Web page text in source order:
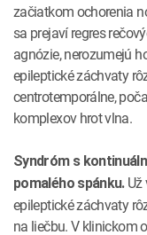
začiatkom ochorenia
sa prejaví regres
agnózie, nerozumejú
epileptické záchvaty
centrotemporálne,
komplexov hrot vlna.
Syndróm s
pomalého spánku.Už
epileptické záchvaty
na liečbu. V klinickom